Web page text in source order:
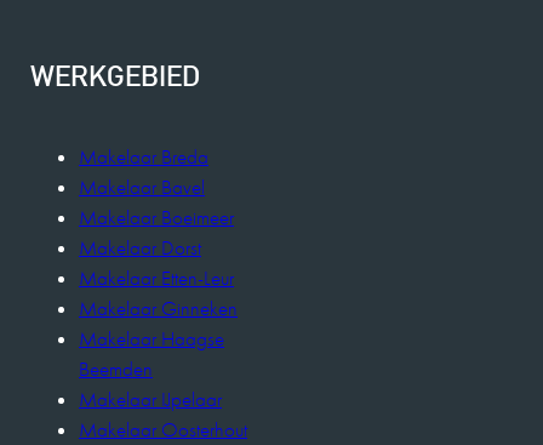
WERKGEBIED
Makelaar Breda
Makelaar Bavel
Makelaar Boeimeer
Makelaar Dorst
Makelaar Etten-Leur
Makelaar Ginneken
Makelaar Haagse
Beemden
Makelaar IJpelaar
Makelaar Oosterhout